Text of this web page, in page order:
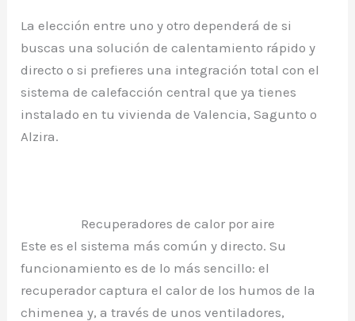
La elección entre uno y otro dependerá de si
buscas una solución de calentamiento rápido y
directo o si prefieres una integración total con el
sistema de calefacción central que ya tienes
instalado en tu vivienda de Valencia, Sagunto o
Alzira.
Recuperadores de calor por aire
Este es el sistema más común y directo. Su
funcionamiento es de lo más sencillo: el
recuperador captura el calor de los humos de la
chimenea y, a través de unos ventiladores,